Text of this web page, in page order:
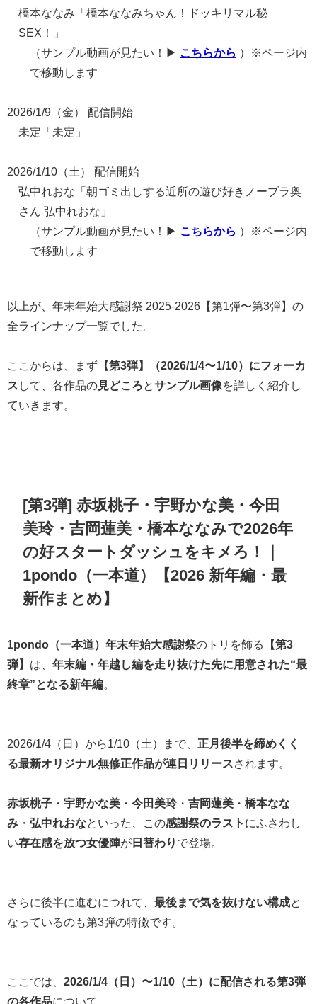
橋本ななみ「橋本ななみちゃん！ドッキリマル秘
SEX！」
（サンプル動画が見たい！▶ こちらから ）※ページ内
で移動します
2026/1/9（金） 配信開始
未定「未定」
2026/1/10（土） 配信開始
弘中れおな「朝ゴミ出しする近所の遊び好きノーブラ奥
さん 弘中れおな」
（サンプル動画が見たい！▶ こちらから ）※ページ内
で移動します
以上が、年末年始大感謝祭 2025-2026【第1弾〜第3弾】の
全ラインナップ一覧でした。
ここからは、まず 【第3弾】（2026/1/4〜1/10）にフォーカ
ス して、各作品の見どころとサンプル画像を詳しく紹介し
ていきます。
[第3弾] 赤坂桃子・宇野かな美・今田
美玲・吉岡蓮美・橋本ななみで2026年
の好スタートダッシュをキメろ！｜
1pondo（一本道）【2026 新年編・最
新作まとめ】
1pondo（一本道）年末年始大感謝祭のトリを飾る
【第3
弾】 は、 年末編・年越し編を走り抜けた先に用意された“最
終章”となる新年編
2026/1/4（日）から1/10（土）まで、 正月後半を締めくく
る最新オリジナル無修正作品が連日リリース されます。
赤坂桃子 ・ 宇野かな美 ・ 今田美玲・ 吉岡蓮美 ・ 橋本なな
み ・ 弘中れおなといった、この感謝祭のラスト にふさわし
い存在感を放つ女優陣が 日替わり で登場。
さらに後半に進むにつれて、 最後まで気を抜けない構成と
なっているのも第3弾の特徴です。
ここでは、 2026/1/4（日）〜1/10（土）に配信される第3弾
の各作品について、